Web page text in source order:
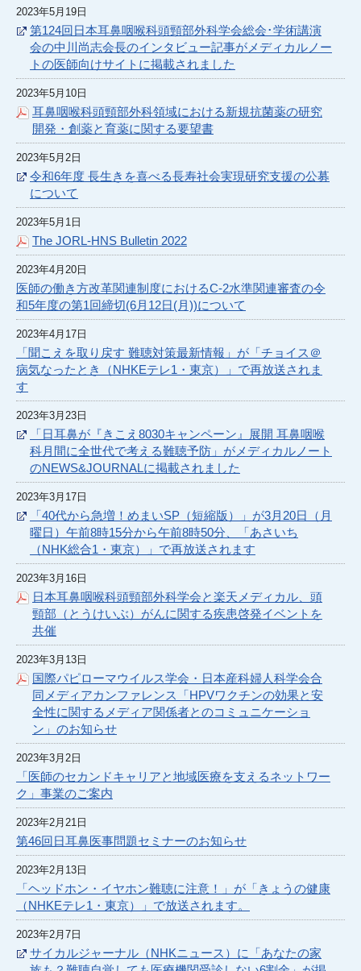
2023年5月19日
第124回日本耳鼻咽喉科頭頸部外科学会総会･学術講演
会の中川尚志会長のインタビュー記事がメディカルノー
トの医師向けサイトに掲載されました
2023年5月10日
耳鼻咽喉科頭頸部外科領域における新規抗菌薬の研究
開発・創薬と育薬に関する要望書
2023年5月2日
令和6年度 長生きを喜べる長寿社会実現研究支援の公募
について
2023年5月1日
The JORL-HNS Bulletin 2022
2023年4月20日
医師の働き方改革関連制度におけるC-2水準関連審査の令
和5年度の第1回締切(6月12日(月))について
2023年4月17日
「聞こえを取り戻す 難聴対策最新情報」が「チョイス＠
病気なったとき（NHKEテレ1・東京）」で再放送されま
す
2023年3月23日
「日耳鼻が『きこえ8030キャンペーン』展開 耳鼻咽喉
科月間に全世代で考える難聴予防」がメディカルノート
のNEWS&JOURNALに掲載されました
2023年3月17日
「40代から急増！めまいSP（短縮版）」が3月20日（月
曜日）午前8時15分から午前8時50分、「あさいち
（NHK総合1・東京）」で再放送されます
2023年3月16日
日本耳鼻咽喉科頭頸部外科学会と楽天メディカル、頭
頸部（とうけいぶ）がんに関する疾患啓発イベントを
共催
2023年3月13日
国際パピローマウイルス学会・日本産科婦人科学会合
同メディアカンファレンス「HPVワクチンの効果と安
全性に関するメディア関係者とのコミュニケーショ
ン」のお知らせ
2023年3月2日
「医師のセカンドキャリアと地域医療を支えるネットワー
ク」事業のご案内
2023年2月21日
第46回日耳鼻医事問題セミナーのお知らせ
2023年2月13日
「ヘッドホン・イヤホン難聴に注意！」が「きょうの健康
（NHKEテレ1・東京）」で放送されます。
2023年2月7日
サイカルジャーナル（NHKニュース）に「あなたの家